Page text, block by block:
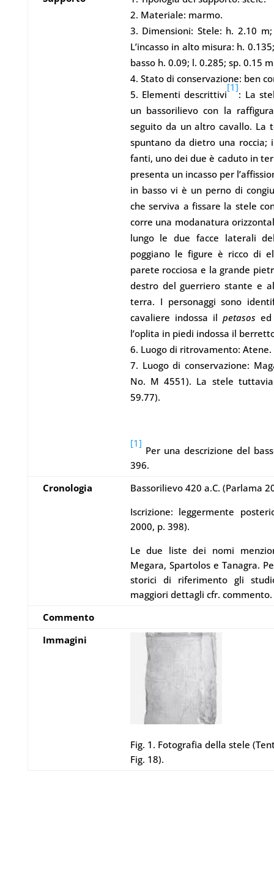
Materiale: marmo.
Dimensioni: Stele: h. 2.10
L’incasso in alto misura: h.
basso h. 0.09; l. 0.285; sp. 0.15
Stato di conservazione: ben
Elementi descrittivi
[1]
: La
un bassorilievo con la
seguito da un altro cavallo. La
spuntano da dietro una
fanti, uno dei due è caduto in
presenta un incasso per
in basso vi è un perno di
che serviva a fissare la stele
corre una modanatura
lungo le due facce laterali
poggiano le figure è ricco di
parete rocciosa e la grande
destro del guerriero stante e
terra. I personaggi sono
cavaliere indossa ilpetasos
l’oplita in piedi indossa il
Luogo di ritrovamento: Atene.
Luogo di conservazione:
No. M 4551). La stele
59.77).
[1]
Per una descrizione del
396.
Cronologia
Bassorilievo 420 a.C. (Parlama
Iscrizione: leggermente
2000, p. 398).
Le due liste dei nomi
Megara, Spartolos e Tanagra.
storici di riferimento gli
maggiori dettagli cfr. commento.
Commento
Immagini
Fig. 1. Fotografia della stele
Fig. 18).